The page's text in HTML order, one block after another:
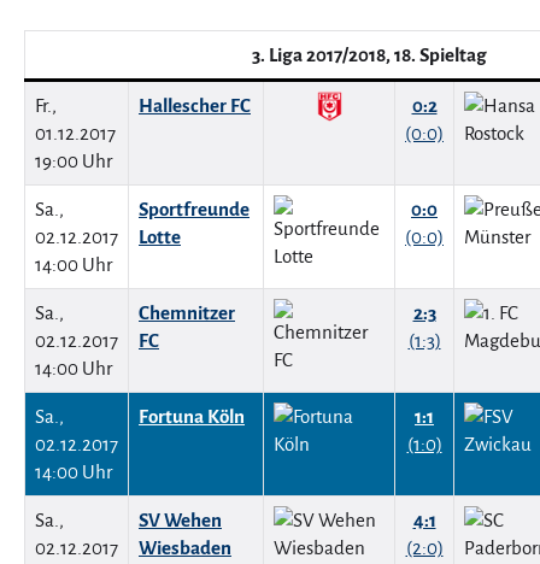
3. Liga 2017/2018, 18. Spieltag
Fr.,
01.12.2017
19:00 Uhr
Hallescher FC
0:2
(0:0)
Sa.,
02.12.2017
14:00 Uhr
Sportfreunde
Lotte
0:0
(0:0)
Sa.,
02.12.2017
14:00 Uhr
Chemnitzer
FC
2:3
(1:3)
Sa.,
02.12.2017
14:00 Uhr
Fortuna Köln
1:1
(1:0)
Sa.,
02.12.2017
SV Wehen
Wiesbaden
4:1
(2:0)